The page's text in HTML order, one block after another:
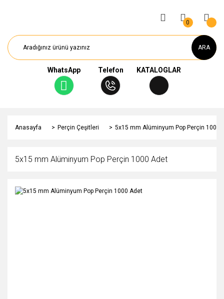
ARA
WhatsApp Telefon KATALOGLAR
0
Anasayfa Perçin Çeşitleri 5x15 mm Alüminyum Pop Perçin 1000
5x15 mm Alüminyum Pop Perçin 1000 Adet